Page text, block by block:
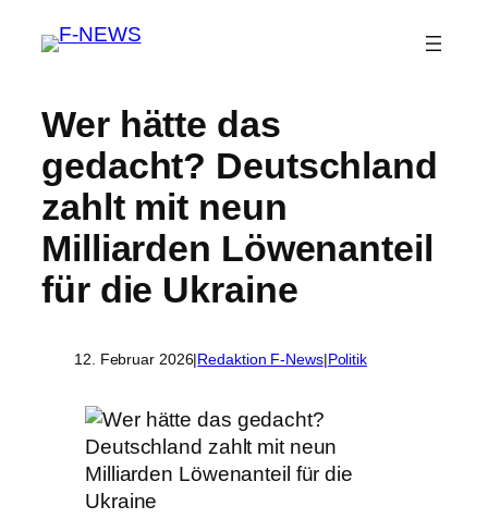
Wer hätte das
gedacht? Deutschland
zahlt mit neun
Milliarden Löwenanteil
für die Ukraine
12. Februar 2026|Redaktion F-News|Politik